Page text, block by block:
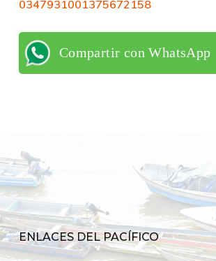
0347931001375672158
Compartir con WhatsApp
ENLACES DEL PACÍFICO